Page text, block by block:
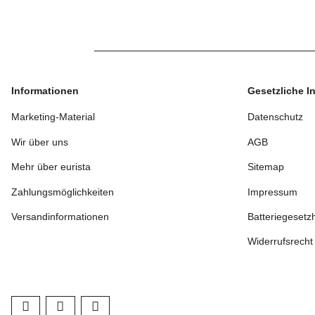
Informationen
Marketing-Material
Wir über uns
Mehr über eurista
Zahlungsmöglichkeiten
Versandinformationen
Gesetzliche
Datenschutz
AGB
Sitemap
Impressum
Widerrufsrecht